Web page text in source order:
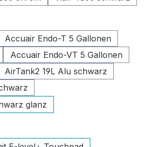
Accuair Endo-T 5 Gallonen
Accuair Endo-VT 5 Gallonen
AirTank2 19L Alu schwarz
glanz